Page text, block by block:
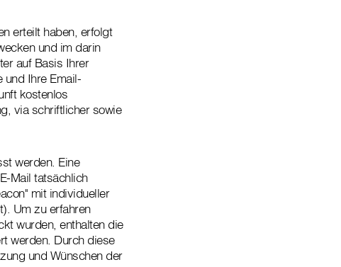
erteilt haben, erfolgt
und im darin
auf Basis Ihrer
und Ihre Email-
kostenlos
via schriftlicher sowie
werden. Eine
Mail tatsächlich
mit individueller
Um zu erfahren
wurden, enthalten die
werden. Durch diese
und Wünschen der